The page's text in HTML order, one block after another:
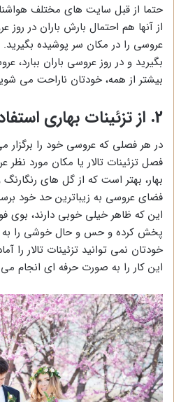
حتما از قبل سایت های مختلف
از آنها هم احتمال بارش باران در روز
عروسی را در مکان سر پوشیده بگیرید.
بگیرید و در روز عروسی باران
بیشتر از همه، خودتان ناراحت می
2. از تزئینات بهاری استفاده کنید
در هر فصلی که عروسی خود را برگزار
فصل تزئینات تالار یا مکان مورد
بهار، بهتر است که از گل های
فضای عروسی به زیباترین حد خود
این که ظاهر خیلی خوبی دارند، بوی
پخش کرده و حس و حال خوشی را به
خودتان نمی توانید تزئینات تالار را
این کار را به صورت حرفه ای انجام